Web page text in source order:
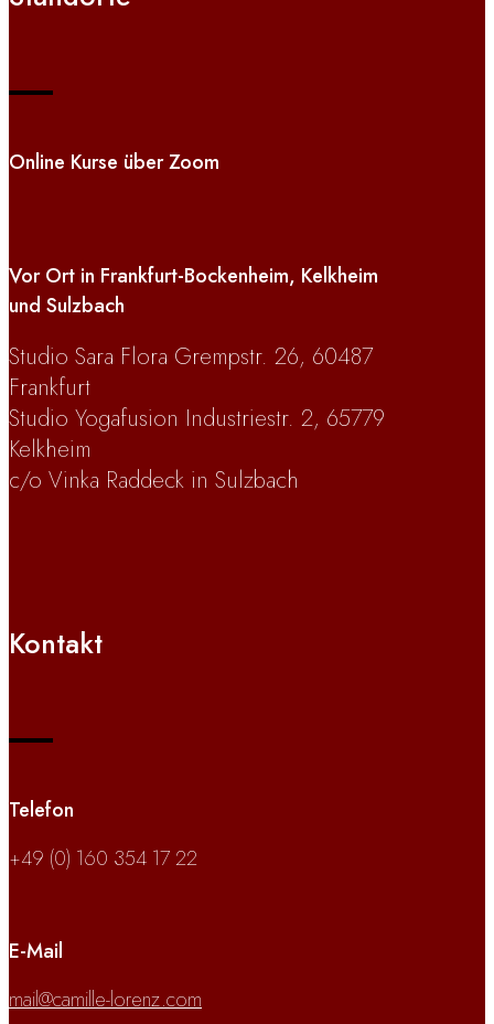
Online Kurse über Zoom
Vor Ort in Frankfurt-Bockenheim, Kelkheim
und Sulzbach
Studio Sara Flora Grempstr. 26, 60487
Frankfurt
Studio Yogafusion Industriestr. 2, 65779
Kelkheim
c/o Vinka Raddeck in Sulzbach
Kontakt
Telefon
+49 (0) 160 354 17 22
E-Mail
mail@camille-lorenz.com